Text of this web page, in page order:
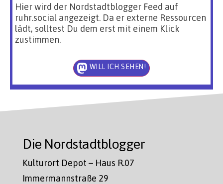
Hier wird der Nordstadtblogger Feed auf
ruhr.social angezeigt. Da er externe Ressourcen
lädt, solltest Du dem erst mit einem Klick
zustimmen.
WILL ICH SEHEN!
Die Nordstadtblogger
Kulturort Depot – Haus R.07
Immermannstraße 29